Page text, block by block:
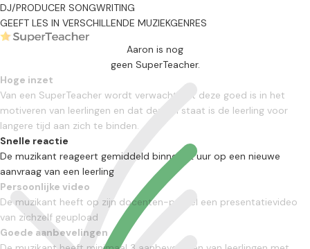
DJ/PRODUCER SONGWRITING
GEEFT LES IN VERSCHILLENDE MUZIEKGENRES
Aaron is nog
geen SuperTeacher.
Hoge inzet
Van een SuperTeacher wordt verwacht dat deze goed is in het
motiveren van leerlingen en dat deze in staat is de leerling voor
langere tijd aan zich te binden.
Snelle reactie
De muzikant reageert gemiddeld binnen 12 uur op een nieuwe
aanvraag van een leerling
Persoonlijke video
De muzikant heeft op zijn docenten-profiel een presentatievideo
van zichzelf geupload
Goede aanbevelingen